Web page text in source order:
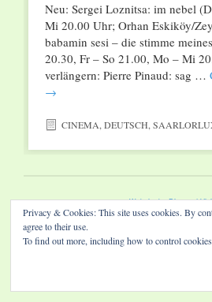
Neu: Sergei Loznitsa: im nebel
Mi 20.00 Uhr; Orhan Eskiköy/
babamin sesi – die stimme
20.30, Fr – So 21.00, Mo – Mi
verlängern: Pierre Pinaud: sag …
→
CINEMA,DEUTSCH,
Website by Diamond
Privacy & Cookies: This site uses cookies. By
agree to their use.
To find out more, including how to control